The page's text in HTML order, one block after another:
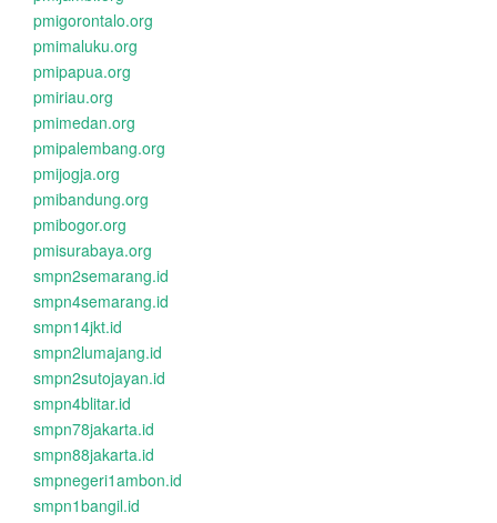
pmigorontalo.org
pmimaluku.org
pmipapua.org
pmiriau.org
pmimedan.org
pmipalembang.org
pmijogja.org
pmibandung.org
pmibogor.org
pmisurabaya.org
smpn2semarang.id
smpn4semarang.id
smpn14jkt.id
smpn2lumajang.id
smpn2sutojayan.id
smpn4blitar.id
smpn78jakarta.id
smpn88jakarta.id
smpnegeri1ambon.id
smpn1bangil.id